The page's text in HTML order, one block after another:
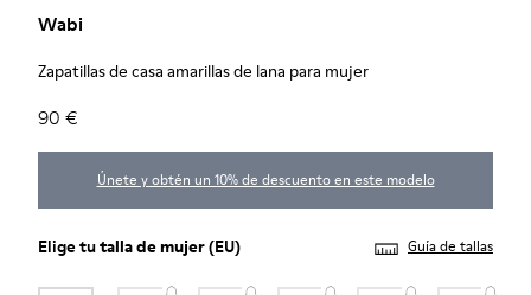
Wabi
Zapatillas de casa amarillas de lana para mujer
90 €
Únete y obtén un 10% de descuento en este modelo
Elige tutalla de mujer(EU) Guía de tallas